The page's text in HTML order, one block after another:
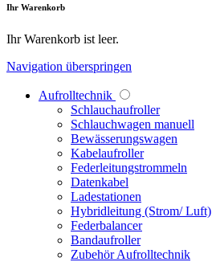
Ihr Warenkorb
Ihr Warenkorb ist leer.
Navigation überspringen
Aufrolltechnik
Schlauchaufroller
Schlauchwagen manuell
Bewässerungswagen
Kabelaufroller
Federleitungstrommeln
Datenkabel
Ladestationen
Hybridleitung (Strom/ Luft)
Federbalancer
Bandaufroller
Zubehör Aufrolltechnik